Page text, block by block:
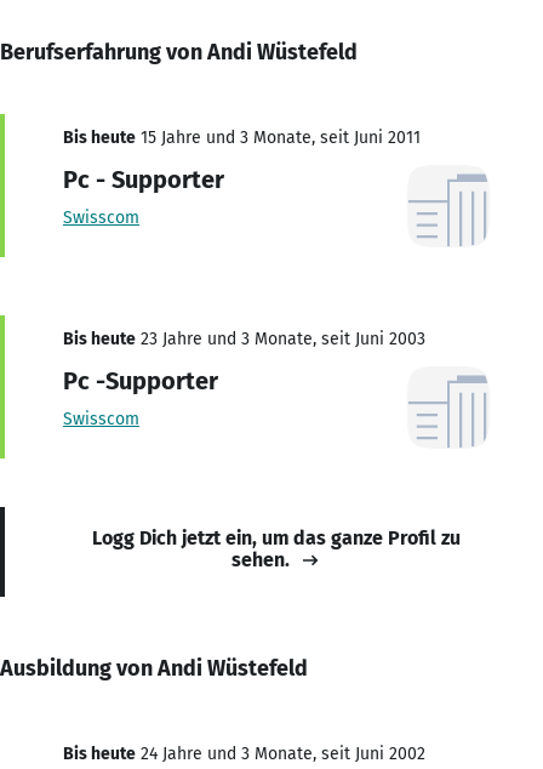
Berufserfahrung von Andi Wüstefeld
Bis heute 15 Jahre und 3 Monate, seit Juni 2011
Pc - Supporter
Swisscom
Bis heute 23 Jahre und 3 Monate, seit Juni 2003
Pc -Supporter
Swisscom
Logg Dich jetzt ein, um das ganze Profil zu
sehen.
Ausbildung von Andi Wüstefeld
Bis heute 24 Jahre und 3 Monate, seit Juni 2002